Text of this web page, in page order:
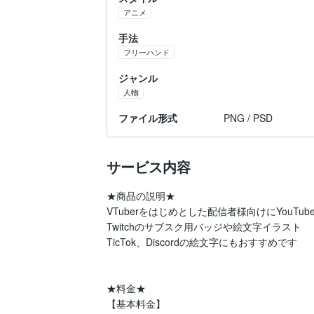
アニメ
手法
フリーハンド
ジャンル
人物
ファイル形式 PNG / PSD
サービス内容
★商品の説明★
VTuberをはじめとした配信者様向けに
Twitchのサブスク用バッジや絵文字イラスト
TicTok、Discordの絵文字にもおすすめです
★料金★
【基本料金】